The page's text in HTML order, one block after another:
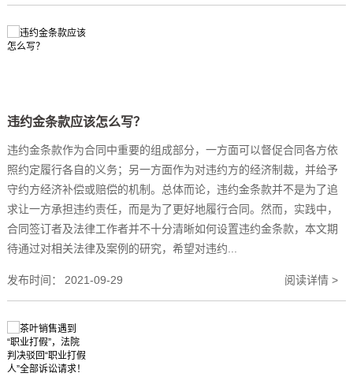
违约金条款应该怎么写？
违约金条款作为合同中重要的组成部分，一方面可以督促合同各方依
照约定履行各自的义务；另一方面作为对违约方的经济制裁，并给予
守约方经济补偿或赔偿的机制。总体而论，违约金条款并不是为了追
求让一方承担违约责任，而是为了更好地履行合同。然而，实践中，
合同签订者及法律工作者并不十分清晰如何设置违约金条款，本文期
待通过对相关法律及案例的研究，希望对违约...
发布时间： 2021-09-29 阅读详情 >